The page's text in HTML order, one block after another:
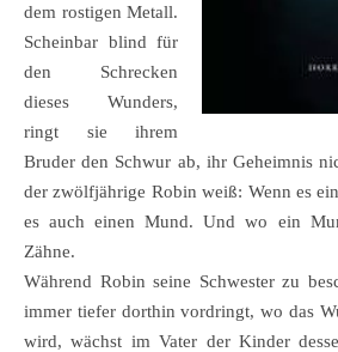
dem rostigen Metall.
Scheinbar blind für
den Schrecken
dieses Wunders,
ringt sie ihrem
Bruder den Schwur ab, ihr Geheimnis
der zwölfjährige Robin weiß: Wenn es
es auch einen Mund. Und wo ein
Zähne.
Während Robin seine Schwester zu
immer tiefer dorthin vordringt, wo das
wird, wächst im Vater der Kinder